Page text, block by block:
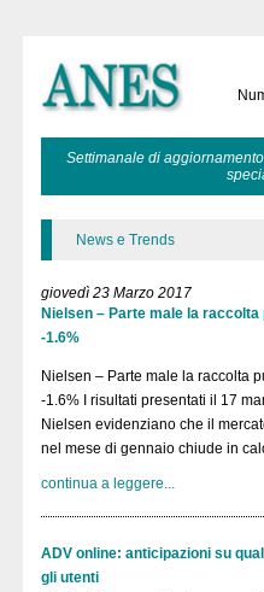
Settimanale di
News e Trends
giovedì 23 Marzo 2017
Nielsen – Parte male la
-1.6%
Nielsen – Parte male la raccolta
-1.6% I risultati presentati il 17
Nielsen evidenziano che il
nel mese di gennaio chiude in
continua a leggere...
ADV online: anticipazioni su
gli utenti